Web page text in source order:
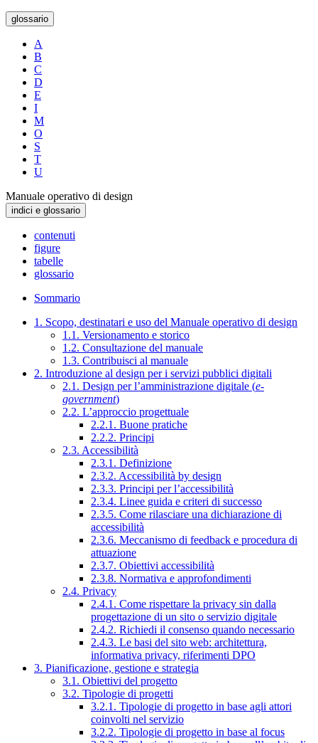
glossario
A
B
C
D
E
I
M
O
S
T
U
Manuale operativo di design
indici e glossario
contenuti
figure
tabelle
glossario
Sommario
1. Scopo, destinatari e uso del Manuale operativo di design
1.1. Versionamento e storico
1.2. Consultazione del manuale
1.3. Contribuisci al manuale
2. Introduzione al design per i servizi pubblici digitali
2.1. Design per l’amministrazione digitale (e-
government)
2.2. L’approccio progettuale
2.2.1. Buone pratiche
2.2.2. Principi
2.3. Accessibilità
2.3.1. Definizione
2.3.2. Accessibilità by design
2.3.3. Principi per l’accessibilità
2.3.4. Linee guida e criteri di successo
2.3.5. Come rilasciare una dichiarazione di
accessibilità
2.3.6. Meccanismo di feedback e procedura di
attuazione
2.3.7. Obiettivi accessibilità
2.3.8. Normativa e approfondimenti
2.4. Privacy
2.4.1. Come rispettare la privacy sin dalla
progettazione di un sito o servizio digitale
2.4.2. Richiedi il consenso quando necessario
2.4.3. Le basi del sito web: architettura,
informativa privacy, riferimenti DPO
3. Pianificazione, gestione e strategia
3.1. Obiettivi del progetto
3.2. Tipologie di progetti
3.2.1. Tipologie di progetto in base agli attori
coinvolti nel servizio
3.2.2. Tipologie di progetto in base al focus